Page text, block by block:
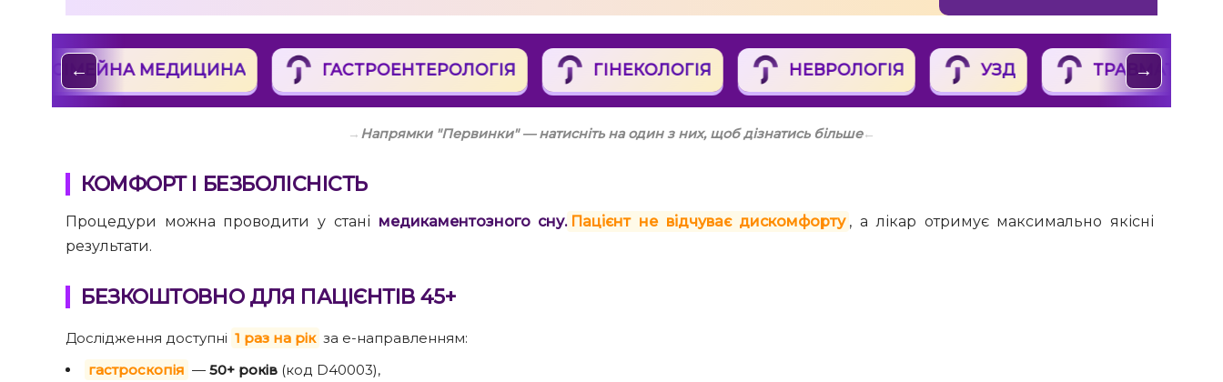
←
СІМЕЙНА МЕДИЦИНА ГАСТРОЕНТЕРОЛОГІЯ ГІНЕКОЛОГІЯ НЕВРОЛОГІЯ УЗД →
→ Напрямки "Первинки" — натисніть на один з них, щоб дізнатись більше←
КОМФОРТ І БЕЗБОЛІСНІСТЬ
Процедури можна проводити у стані медикаментозного сну. Пацієнт не відчуває дискомфорту , а лікар отримує максимально якісні
результати.
БЕЗКОШТОВНО ДЛЯ ПАЦІЄНТІВ 45+
Дослідження доступні 1 раз на рік за е-направленням:
гастроскопія — 50+ років (код D40003),